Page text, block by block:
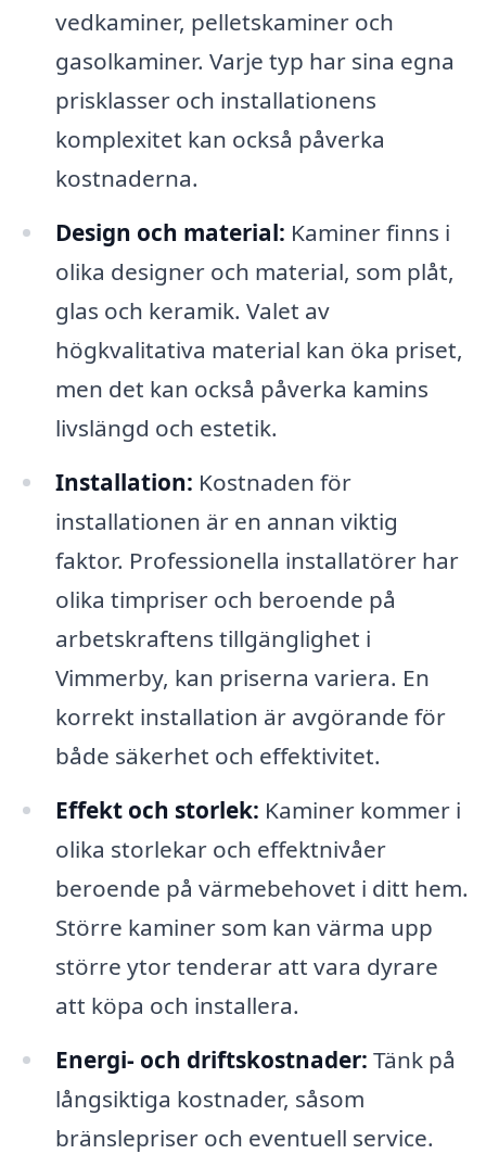
vedkaminer, pelletskaminer och
gasolkaminer. Varje typ har sina egna
prisklasser och installationens
komplexitet kan också påverka
kostnaderna.
Design och material: Kaminer finns i
olika designer och material, som plåt,
glas och keramik. Valet av
högkvalitativa material kan öka priset,
men det kan också påverka kamins
livslängd och estetik.
Installation: Kostnaden för
installationen är en annan viktig
faktor. Professionella installatörer har
olika timpriser och beroende på
arbetskraftens tillgänglighet i
Vimmerby, kan priserna variera. En
korrekt installation är avgörande för
både säkerhet och effektivitet.
Effekt och storlek: Kaminer kommer i
olika storlekar och effektnivåer
beroende på värmebehovet i ditt hem.
Större kaminer som kan värma upp
större ytor tenderar att vara dyrare
att köpa och installera.
Energi- och driftskostnader: Tänk på
långsiktiga kostnader, såsom
bränslepriser och eventuell service.